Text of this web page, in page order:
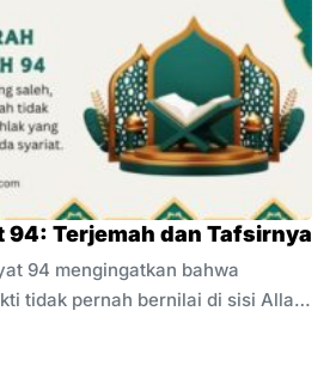
yang mampu
tersebut. Allah mengetahui
dan akan memberikan
serta keadilan yang
kita menguji kejujuran hati,
pengakuan manusia. Banyak
diri saat berbicara tentang
justru ...
94: Terjemah dan Tafsirnya
94 mengingatkan bahwa
tidak pernah bernilai di sisi Allah.
paling suci dan paling dekat